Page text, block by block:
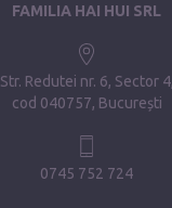
FAMILIA HAI HUI SRL
Str. Redutei nr. 6, Sector 4
cod 040757, București
0745 752 724